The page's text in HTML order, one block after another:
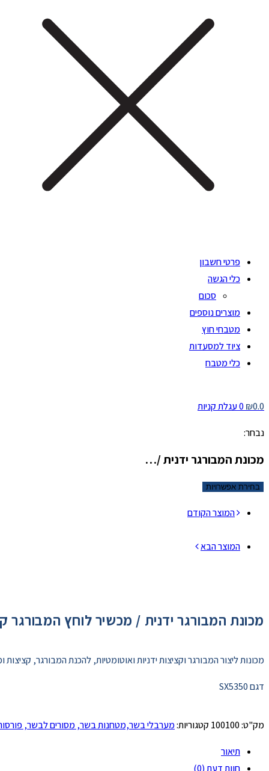
פרטי חשבון
כלי הגשה
סכום
מוצרים נוספים
מטבחי חוץ
ציוד למסעדות
כלי מטבח
₪0.0
0 עגלת קניות
נבחר:
מכונת המבורגר ידנית /…
בחירת אפשרויות
המוצר הקודם
המוצר הבא
מכונת המבורגר ידנית / מכשיר לוחץ המבורגר קוטר
מכונות ליצור המבורגר וקציצות ידניות ואוטומטיות, להכנת המבורגר, קציצות
דגם SX5350
מק"ט:100100קטגוריות:מערבלי בשר,מטחנות בשר, מסורים לבשר,
תיאור
חוות דעת (0)